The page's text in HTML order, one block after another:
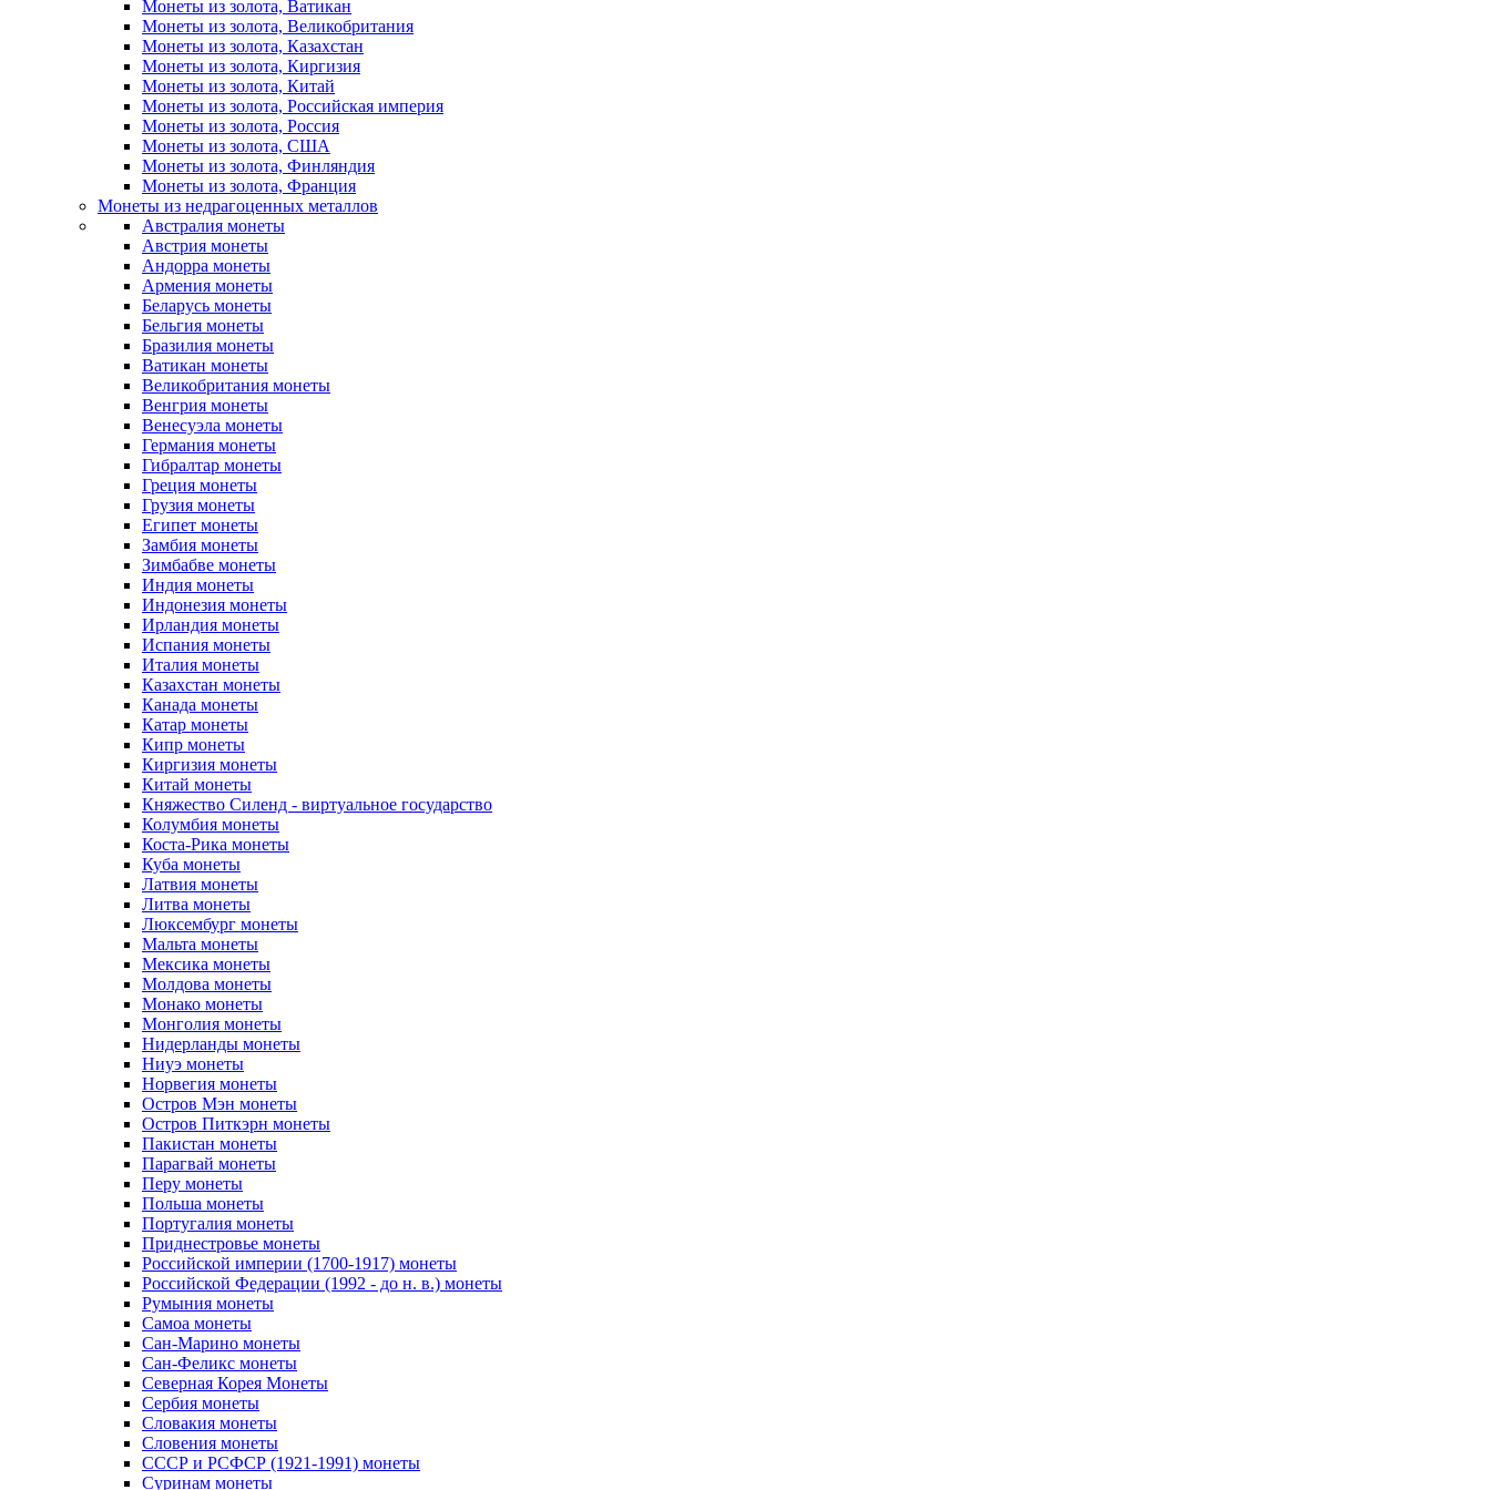
Монеты из золота, Ватикан
Монеты из золота, Великобритания
Монеты из золота, Казахстан
Монеты из золота, Киргизия
Монеты из золота, Китай
Монеты из золота, Российская империя
Монеты из золота, Россия
Монеты из золота, США
Монеты из золота, Финляндия
Монеты из золота, Франция
Монеты из недрагоценных металлов
Австралия монеты
Австрия монеты
Андорра монеты
Армения монеты
Беларусь монеты
Бельгия монеты
Бразилия монеты
Ватикан монеты
Великобритания монеты
Венгрия монеты
Венесуэла монеты
Германия монеты
Гибралтар монеты
Греция монеты
Грузия монеты
Египет монеты
Замбия монеты
Зимбабве монеты
Индия монеты
Индонезия монеты
Ирландия монеты
Испания монеты
Италия монеты
Казахстан монеты
Канада монеты
Катар монеты
Кипр монеты
Киргизия монеты
Китай монеты
Княжество Силенд - виртуальное государство
Колумбия монеты
Коста-Рика монеты
Куба монеты
Латвия монеты
Литва монеты
Люксембург монеты
Мальта монеты
Мексика монеты
Молдова монеты
Монако монеты
Монголия монеты
Нидерланды монеты
Ниуэ монеты
Норвегия монеты
Остров Мэн монеты
Остров Питкэрн монеты
Пакистан монеты
Парагвай монеты
Перу монеты
Польша монеты
Португалия монеты
Приднестровье монеты
Российской империи (1700-1917) монеты
Российской Федерации (1992 - до н. в.) монеты
Румыния монеты
Самоа монеты
Сан-Марино монеты
Сан-Феликс монеты
Северная Корея Монеты
Сербия монеты
Словакия монеты
Словения монеты
СССР и РСФСР (1921-1991) монеты
Суринам монеты